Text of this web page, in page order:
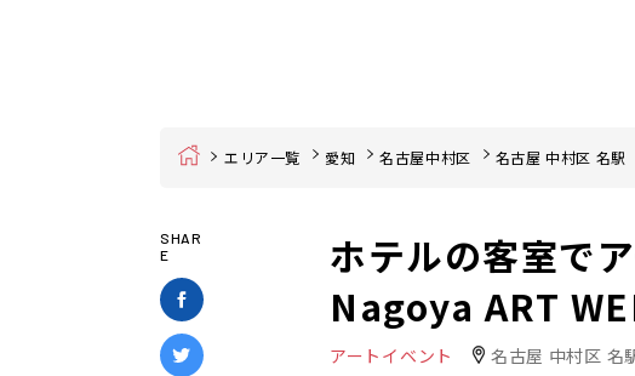
Home エリア一覧 愛知 名古屋中村区 名古屋 中村区 名駅
SHAR
E
ホテルの客室で
Nagoya ART
アートイベント 名古屋 中村区 名